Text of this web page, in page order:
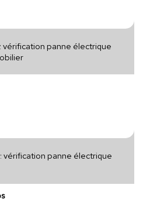
vérification panne électrique
vérification panne électrique